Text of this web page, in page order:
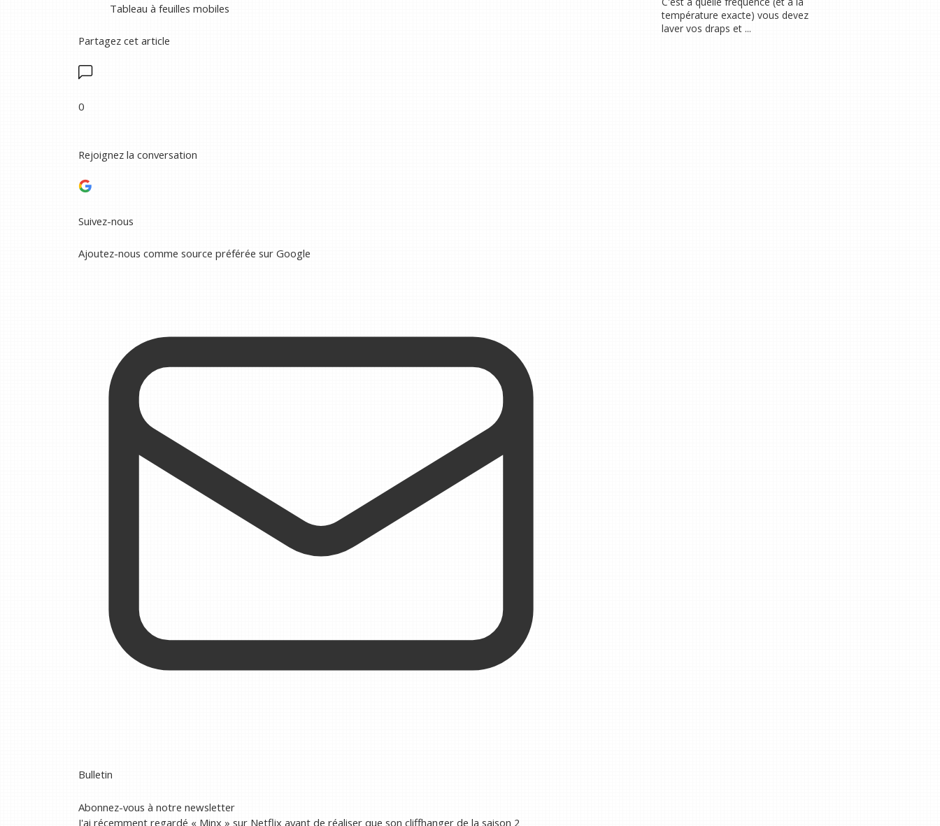
Tableau à feuilles mobiles
Partagez cet article
0
Rejoignez la conversation
Suivez-nous
Ajoutez-nous comme source préférée sur Google
Bulletin
Abonnez-vous à notre newsletter
J'ai récemment regardé « Minx » sur Netflix avant de réaliser que son cliffhanger de la saison 2
température exacte) vous devez
laver vos draps et ...